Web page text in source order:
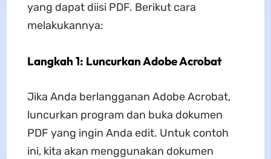
yang dapat diisi PDF. Berikut cara
melakukannya:
Langkah 1: Luncurkan Adobe Acrobat
Jika Anda berlangganan Adobe Acrobat,
luncurkan program dan buka dokumen
PDF yang ingin Anda edit. Untuk contoh
ini, kita akan menggunakan dokumen